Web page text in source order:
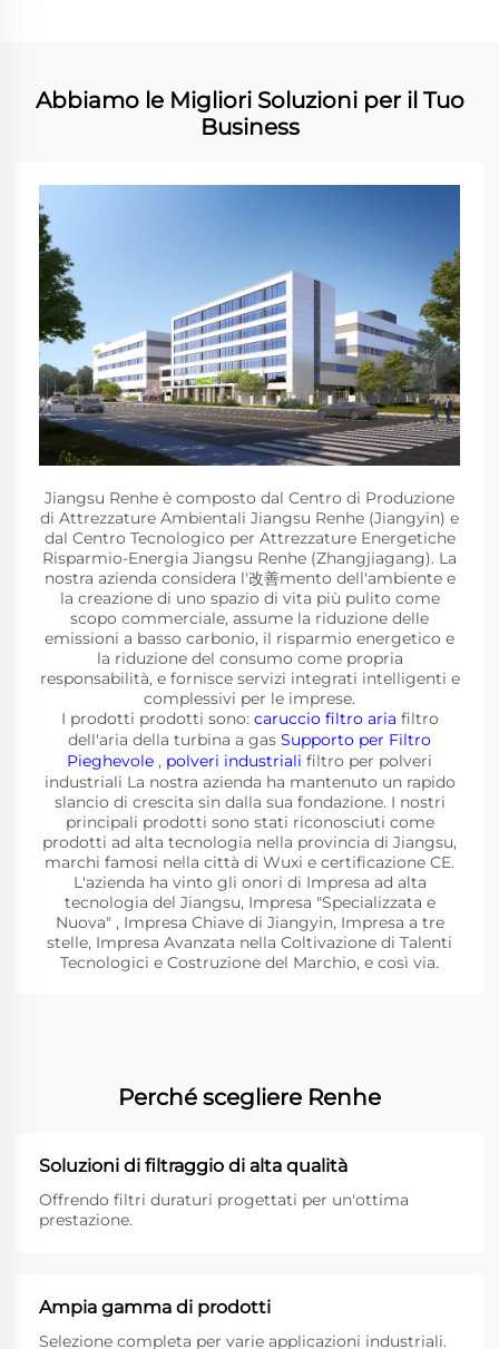
Abbiamo le Migliori Soluzioni per il Tuo
Business
Jiangsu Renhe è composto dal Centro di Produzione
di Attrezzature Ambientali Jiangsu Renhe (Jiangyin) e
dal Centro Tecnologico per Attrezzature Energetiche
Risparmio-Energia Jiangsu Renhe (Zhangjiagang). La
nostra azienda considera l'改善mento dell'ambiente e
la creazione di uno spazio di vita più pulito come
scopo commerciale, assume la riduzione delle
emissioni a basso carbonio, il risparmio energetico e
la riduzione del consumo come propria
responsabilità, e fornisce servizi integrati intelligenti e
complessivi per le imprese.
I prodotti prodotti sono: caruccio filtro aria filtro
dell'aria della turbina a gas Supporto per Filtro
Pieghevole , polveri industriali filtro per polveri
industriali La nostra azienda ha mantenuto un rapido
slancio di crescita sin dalla sua fondazione. I nostri
principali prodotti sono stati riconosciuti come
prodotti ad alta tecnologia nella provincia di Jiangsu,
marchi famosi nella città di Wuxi e certificazione CE.
L'azienda ha vinto gli onori di Impresa ad alta
tecnologia del Jiangsu, Impresa "Specializzata e
Nuova" , Impresa Chiave di Jiangyin, Impresa a tre
stelle, Impresa Avanzata nella Coltivazione di Talenti
Tecnologici e Costruzione del Marchio, e così via.
Perché scegliere Renhe
Soluzioni di filtraggio di alta qualità
Offrendo filtri duraturi progettati per un'ottima
prestazione.
Ampia gamma di prodotti
Selezione completa per varie applicazioni industriali.